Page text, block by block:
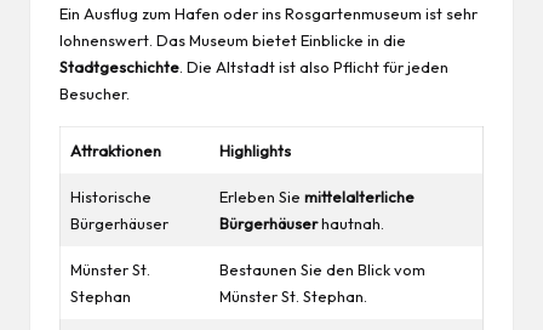
Ein Ausflug zum Hafen oder ins Rosgartenmuseum ist sehr
lohnenswert. Das Museum bietet Einblicke in die
Stadtgeschichte . Die Altstadt ist also Pflicht für jeden
Besucher.
Attraktionen Highlights
Historische
Bürgerhäuser
Erleben Sie mittelalterliche
Bürgerhäuserhautnah.
Münster St.
Stephan
Bestaunen Sie den Blick vom
Münster St. Stephan.